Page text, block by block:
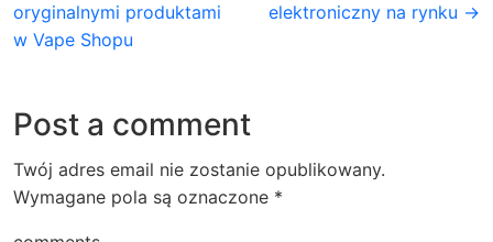
oryginalnymi produktami
w Vape Shopu
elektroniczny na rynku →
Post a comment
Twój adres email nie zostanie opublikowany.
Wymagane pola są oznaczone *